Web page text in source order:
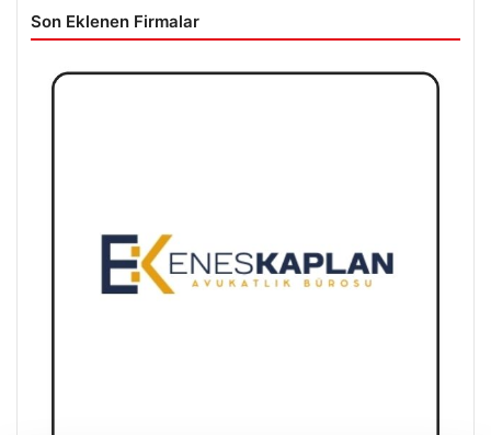
Son Eklenen Firmalar